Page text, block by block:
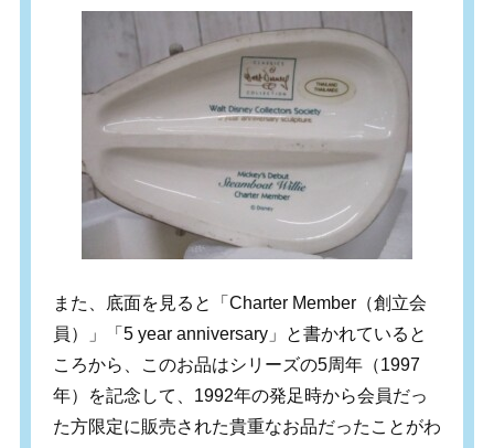
また、底面を見ると「Charter Member（創立会
員）」「5 year anniversary」と書かれていると
ころから、このお品はシリーズの5周年（1997
年）を記念して、1992年の発足時から会員だっ
た方限定に販売された貴重なお品だったことがわ